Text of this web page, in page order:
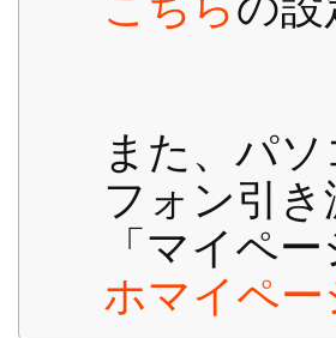
また、パ
フォン引
「マイペ
ホマイペー